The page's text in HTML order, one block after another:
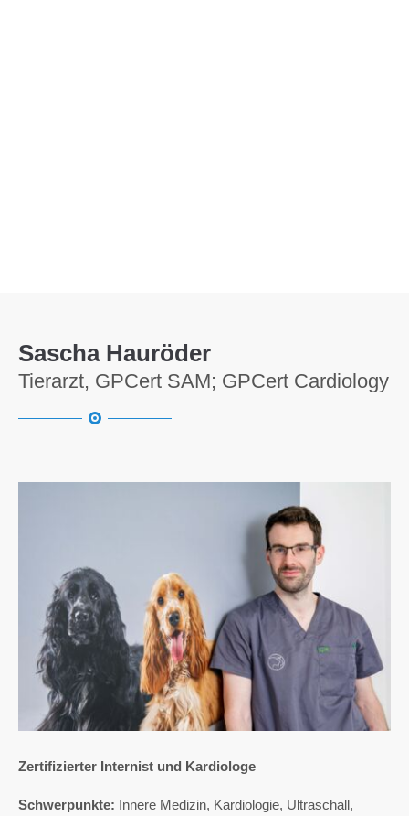
Sascha Hauröder
Tierarzt, GPCert SAM; GPCert Cardiology
Zertifizierter Internist und Kardiologe
Schwerpunkte: Innere Medizin, Kardiologie, Ultraschall,